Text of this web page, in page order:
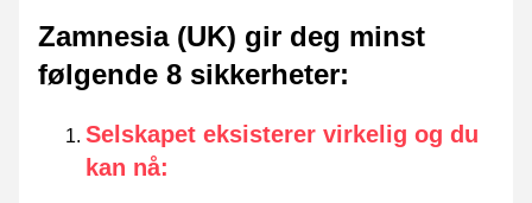
Zamnesia (UK) gir deg minst
følgende 8 sikkerheter:
Selskapet eksisterer virkelig og du
kan nå: